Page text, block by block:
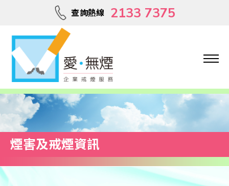
查詢熱線 2133 7375
煙害及戒煙資訊